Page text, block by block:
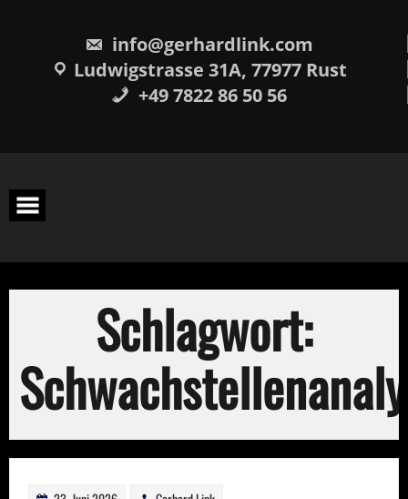
info@gerhardlink.com
Ludwigstrasse 31A, 77977 Rust
+49 7822 86 50 56
Schlagwort: